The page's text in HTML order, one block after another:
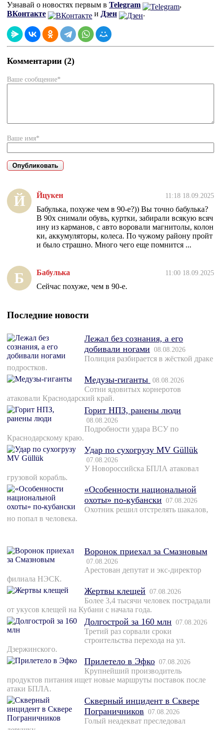
Узнавай о новостях первым в Telegram
,
ВКонтакте
и Дзен .
Комментарии (2)
Ваше сообщение*
Ваше имя*
Й Йцукен 11:18 18.09.2025
Бабулька, похуже чем в 90-е?)) Вы точно бабулька?
В 90х снимали обувь, куртки, забирали всякую всяч
ину из карманов, с авто воровали магнитолы, колон
ки, аккумуляторы, колеса. По чужому району пройт
и было страшно. Много чего еще помнится ...
Б Бабулька 11:00 18.09.2025
Сейчас похуже, чем в 90-е.
Последние новости
Лежал без сознания, а его
добивали ногами 08.08.2026
Полиция разбирается в жёсткой драке
подростков.
Медузы-гиганты 08.08.2026
Сотни ядовитых корнеротов
атаковали Краснодарский край.
Горит НПЗ, ранены люди
08.08.2026
Подробности удара ВСУ по
Краснодарскому краю.
Удар по сухогрузу MV Güllük
07.08.2026
У Новороссийска БПЛА атаковал
грузовой корабль.
«Особенности национальной
охоты» по-кубански 07.08.2026
Охотник решил отстрелять шакалов,
но попал в человека.
Воронок приехал за Смазновым
07.08.2026
Арестован депутат и экс-директор
филиала НЭСК.
Жертвы клещей 07.08.2026
Более 3,4 тысячи человек пострадали
от укусов клещей на Кубани с начала года.
Долгострой за 160 млн 07.08.2026
Третий раз сорвали сроки
строительства перехода на ул.
Дзержинского.
Прилетело в Эфко 07.08.2026
Крупнейший производитель
продуктов питания ищет новые маршруты поставок после
атаки БПЛА.
Скверный инцидент в Сквере
Пограничников 07.08.2026
Голый неадекват преследовал